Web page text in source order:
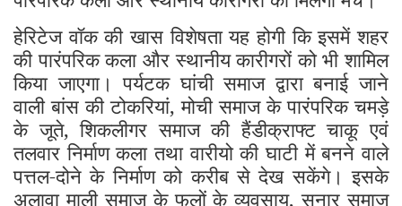
हेरिटेज वॉक की खास विशेषता यह होगी कि इसमें शहर
की पारंपरिक कला और स्थानीय कारीगरों को भी शामिल
किया जाएगा। पर्यटक घांची समाज द्वारा बनाई जाने
वाली बांस की टोकरियां, मोची समाज के पारंपरिक चमड़े
के जूते, शिकलीगर समाज की हैंडीक्राफ्ट चाकू एवं
तलवार निर्माण कला तथा वारीयो की घाटी में बनने वाले
पत्तल-दोने के निर्माण को करीब से देख सकेंगे। इसके
अलावा माली समाज के फूलों के व्यवसाय, सुनार समाज